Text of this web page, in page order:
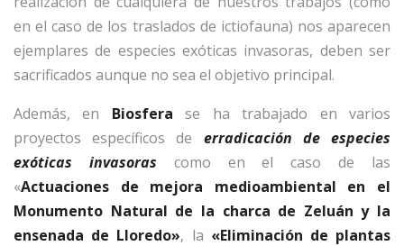
en el caso de los traslados de ictiofauna) nos aparecen
ejemplares de especies exóticas invasoras, deben ser
sacrificados aunque no sea el objetivo principal.
Además, en Biosfera se ha trabajado en varios
proyectos específicos de erradicación de especies
exóticas invasoras como en el caso de las
«Actuaciones de mejora medioambiental en el
Monumento Natural de la charca de Zeluán y la
ensenada de Lloredo», la «Eliminación de plantas